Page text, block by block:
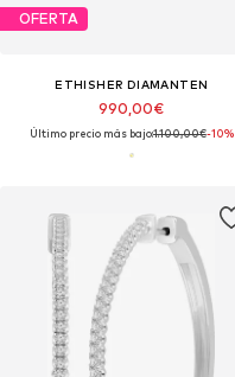
OFERTA
ETHISHER DIAMANTEN
990,00€
Último precio más bajo:1.100,00€-10%